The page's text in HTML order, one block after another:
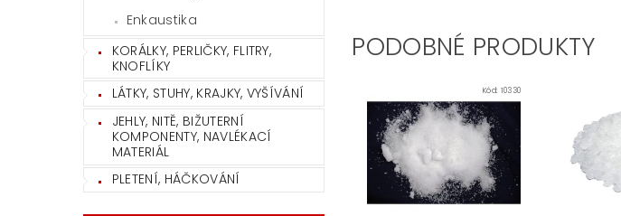
Enkaustika
KORÁLKY, PERLIČKY, FLITRY,
KNOFLÍKY
LÁTKY, STUHY, KRAJKY, VYŠÍVÁNÍ
JEHLY, NITĚ, BIŽUTERNÍ
KOMPONENTY, NAVLÉKACÍ
MATERIÁL
PLETENÍ, HÁČKOVÁNÍ
PODOBNÉ PRODUKTY
Kód: 10330